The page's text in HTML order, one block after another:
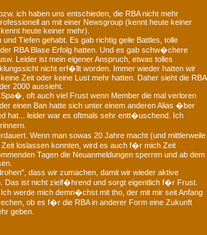
ich haben uns entschieden, die RBA nicht mehr
an mit einer Newsgroup (kennt heute keiner
heute keiner mehr).
Tiefen gehabt. Es gab richtig geile Battles, tolle
RBA Blase Erfolg hatten. Und es gab schw�chere
Leider ist mein eigener Anspruch, etwas tolles
nicht erf�llt worden. Immer wieder hatten wir
Zeit oder keine Lust mehr hatten. Daher sieht die RBA
2000 aussieht.
oft auch viel Frust wenn Member die mal verloren
einen Ban hatte sich unter einem anderen Alias �ber
hat... leider war es oftmals sehr entt�uschend. Ich
Wenn man sowas 20 Jahre macht (und mittlerweile
loslassen konnten, wird es auch f�r mich Zeit
Tagen die Neuanmeldungen sperren und ab dem
dass wir zumachen, damit wir wieder aktive
Das ist nicht zielf�hrend und sorgt eigentlich f�r Frust.
werde mich demn�chst mit tho, der mit mir seit Anfang
ob es f�r die RBA in anderer Form eine Zukunft
geben.